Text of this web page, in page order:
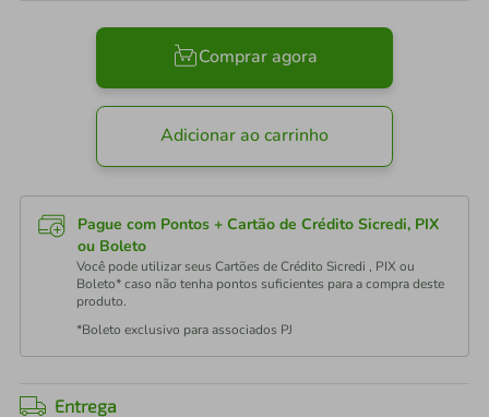
Comprar agora
Adicionar ao carrinho
Pague com Pontos + Cartão de Crédito Sicredi, PIX
ou Boleto
Você pode utilizar seus Cartões de Crédito Sicredi , PIX ou
Boleto* caso não tenha pontos suficientes para a compra deste
produto.
*Boleto exclusivo para associados PJ
Entrega